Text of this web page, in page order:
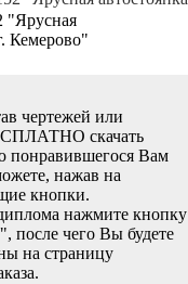
"Ярусная
Кемерово"
чертежей или
скачать
понравившегося Вам
нажав на
кнопки.
нажмите кнопку
чего Вы будете
на страницу